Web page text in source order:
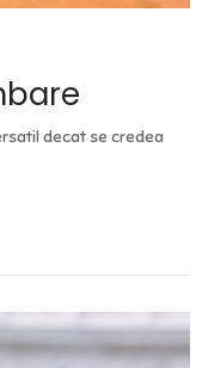
decat se credea